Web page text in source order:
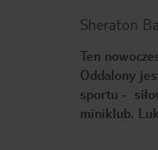
Sheraton
Ten
Oddalony
sportu -
miniklub.